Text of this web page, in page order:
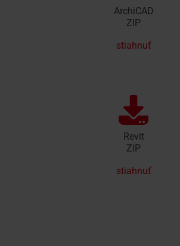
ArchiCAD
ZIP
stiahnuť
Revit
ZIP
stiahnuť